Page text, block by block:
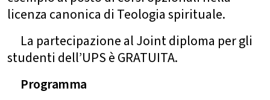
licenza canonica di Teologia spirituale.
La partecipazione al Joint diploma per gli
studenti dell’UPS è GRATUITA.
Programma